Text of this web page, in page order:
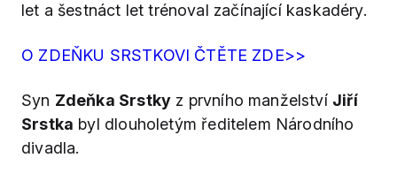
let a šestnáct let trénoval začínající kaskadéry.
O ZDEŇKU SRSTKOVI ČTĚTE ZDE>>
Syn Zdeňka Srstky z prvního manželství Jiří
Srstka byl dlouholetým ředitelem Národního
divadla.